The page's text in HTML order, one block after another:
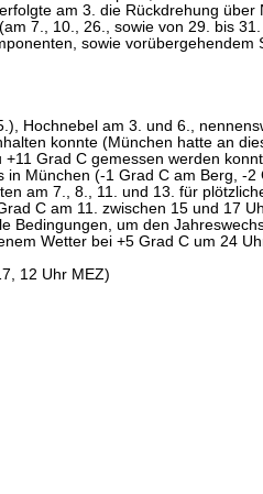
am 3. die Rückdrehung
7., 10., 26., sowie von 29. bis
sowie vorübergehendem
Hochnebel am 3. und 6.,
konnte (München hatte an
Grad C gemessen werden
München (-1 Grad C am Berg, -
am 7., 8., 11. und 13. für
C am 11. zwischen 15 und 17
Bedingungen, um den
Wetter bei +5 Grad C um 24
12 Uhr MEZ)